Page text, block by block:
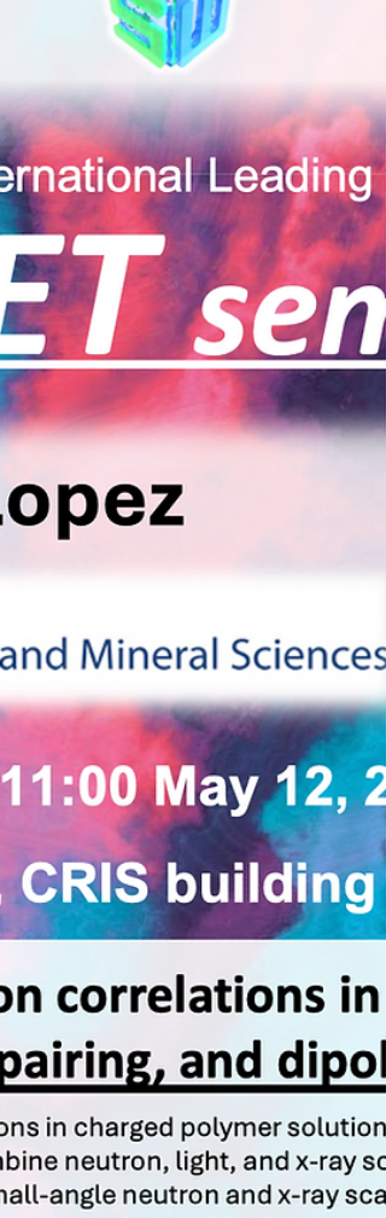
らしい経験になったと思います。今後のさらなる活
を期待しています。